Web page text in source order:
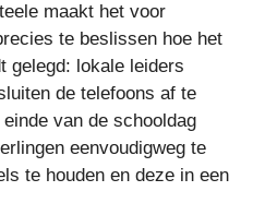
maakt het voor
te beslissen hoe het
gelegd: lokale leiders
de telefoons af te
van de schooldag
eenvoudigweg te
te houden en deze in een